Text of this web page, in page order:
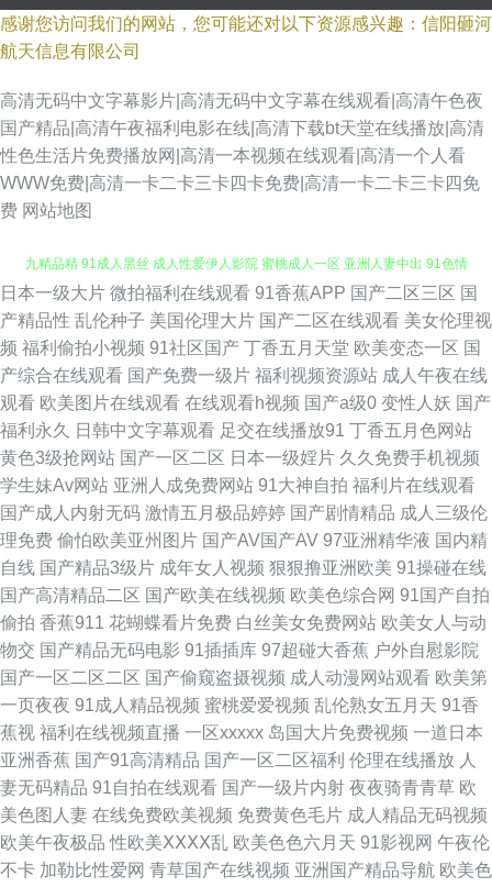
感谢您访问我们的网站，您可能还对以下资源感兴趣：信阳砸河
航天信息有限公司
高清无码中文字幕影片|高清无码中文字幕在线观看|高清午色夜
国产精品|高清午夜福利电影在线|高清下载bt天堂在线播放|高清
性色生活片免费播放网|高清一本视频在线观看|高清一个人看
WWW免费|高清一卡二卡三卡四卡免费|高清一卡二卡三卡四免
费 网站地图
91孕妇在线观看 有码se www天天撸com 91TVcom豆奶 www91超碰在线 九
九精品精 91成人黑丝 成人性爱伊人影院 蜜桃成人一区 亚洲人妻中出 91色情
影院 国产精品久久… 日韩另类a片 91试在线视频 国产色图av 色综日韩视频
91内射视频 国产韩国欧美 日韩伦理在线 最新伦理片av 91视频在线资源网
无码日啪网 91传媒官网在线观看 wwwav东方av 久久精品黄色 久草亚洲天堂
性爱大香蕉伊人 91老熟女露脸精品 久蕉伊人 99国产精品综合专区 欧日美视
频 激情小说亚洲性图 午夜色网站 91看片永久免费看 国产情侣自拍在线92 婷
婷日韩一区二区三区 97超观视频 色妞干网免费视频网站 91视频在线观看18
成人豆花av 91尤物91视频 大香蕉久操网 av先峰资源网 91淫片电影安装 黄
色网入口站未满18 日韩欧美国产精码蜜 91成全免费看 超碰WWWcn 久久午
夜国产精品 深夜网站91 91网免费观看 99无码超碰 91网址在线观看 国产麻
日本一级大片 微拍福利在线观看 91香蕉APP 国产二区三区 国
产精品性 乱伦种子 美国伦理大片 国产二区在线观看 美女伦理视
频 福利偷拍小视频 91社区国产 丁香五月天堂 欧美变态一区 国
产综合在线观看 国产免费一级片 福利视频资源站 成人午夜在线
观看 欧美图片在线观看 在线观看h视频 国产a级0 变性人妖 国产
福利永久
日韩中文字幕观看 足交在线播放91 丁香五月色网站
黄色3级抢网站 国产一区二区 日本一级婬片 久久免费手机视频
学生妹Av网站 亚洲人成免费网站 91大神自拍 福利片在线观看
国产成人内射无码 激情五月极品婷婷 国产剧情精品 成人三级伦
理免费 偷怕欧美亚州图片 国产AV国产AV 97亚洲精华液 国内精
自线 国产精品3级片 成年女人视频 狠狠撸亚洲欧美 91操碰在线
国产高清精品二区 国产欧美在线视频 欧美色综合网 91国产自拍
偷拍 香蕉911 花蝴蝶看片免费 白丝美女免费网站 欧美女人与动
物交 国产精品无码电影 91插插库 97超碰大香蕉 户外自慰影院
国产一区二区二区 国产偷窥盗摄视频 成人动漫网站观看 欧美第
一页夜夜 91成人精品视频 蜜桃爱爱视频 乱伦熟女五月天 91香
蕉视 福利在线视频直播 一区xxxxx 岛国大片免费视频 一道日本
亚洲香蕉 国产91高清精品 国产一区二区福利 伦理在线播放 人
妻无码精品 91自拍在线观看 国产一级片内射 夜夜骑青青草 欧
美色图人妻 在线免费欧美视频 免费黄色毛片 成人精品无码视频
欧美午夜极品 性欧美ⅩⅩⅩⅩ乱 欧美色色六月天 91影视网 午夜伦
不卡 加勒比性爱网 青草国产在线视频 亚洲国产精品导航 欧美色